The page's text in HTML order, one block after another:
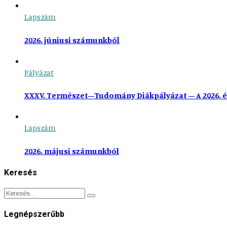
Lapszám
2026. júniusi számunkból
Pályázat
XXXV. Természet–Tudomány Diákpályázat – A
Lapszám
2026. májusi számunkból
Keresés
Legnépszerűbb